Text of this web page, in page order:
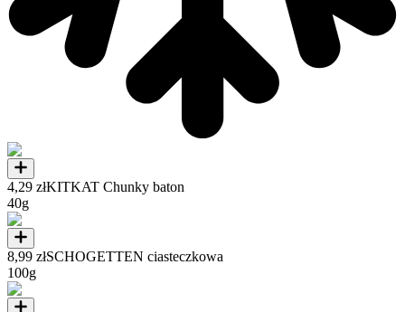
4,29 złKITKAT Chunky baton
40g
8,99 złSCHOGETTEN ciasteczkowa
100g